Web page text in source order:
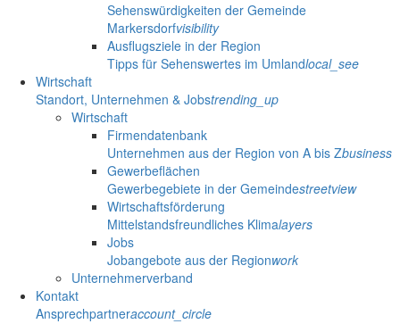
Sehenswürdigkeiten der Gemeinde
Markersdorfvisibility
Ausflugsziele in der Region
Tipps für Sehenswertes im Umlandlocal_see
Wirtschaft
Standort, Unternehmen & Jobstrending_up
Wirtschaft
Firmendatenbank
Unternehmen aus der Region von A bis Zbusiness
Gewerbeflächen
Gewerbegebiete in der Gemeindestreetview
Wirtschaftsförderung
Mittelstandsfreundliches Klimalayers
Jobs
Jobangebote aus der Regionwork
Unternehmerverband
Kontakt
Ansprechpartneraccount_circle